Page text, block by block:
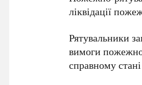
ліквідації
Рятувальники
вимоги
справному